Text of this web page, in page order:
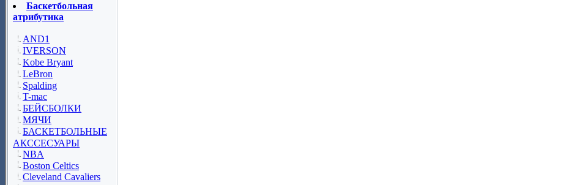
Баскетбольная
атрибутика
AND1
IVERSON
Kobe Bryant
LeBron
Spalding
T-mac
БЕЙСБОЛКИ
МЯЧИ
БАСКЕТБОЛЬНЫЕ
АКССЕСУАРЫ
NBA
Boston Celtics
Cleveland Cavaliers